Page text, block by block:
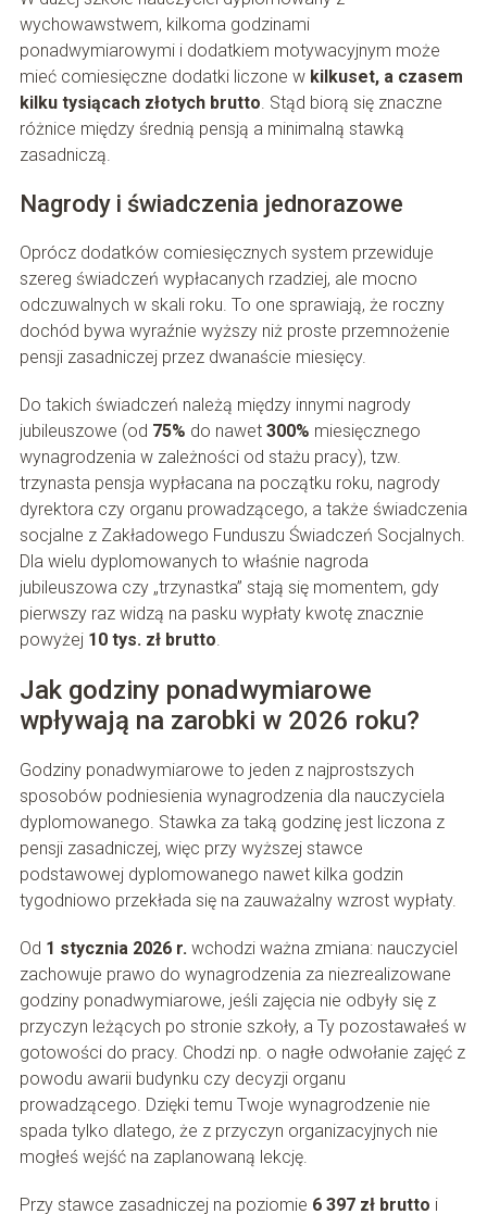
wychowawstwem, kilkoma godzinami
ponadwymiarowymi i dodatkiem motywacyjnym może
mieć comiesięczne dodatki liczone w kilkuset, a czasem
kilku tysiącach złotych brutto. Stąd biorą się znaczne
różnice między średnią pensją a minimalną stawką
zasadniczą.
Nagrody i świadczenia jednorazowe
Oprócz dodatków comiesięcznych system przewiduje
szereg świadczeń wypłacanych rzadziej, ale mocno
odczuwalnych w skali roku. To one sprawiają, że roczny
dochód bywa wyraźnie wyższy niż proste przemnożenie
pensji zasadniczej przez dwanaście miesięcy.
Do takich świadczeń należą między innymi nagrody
jubileuszowe (od 75% do nawet 300% miesięcznego
wynagrodzenia w zależności od stażu pracy), tzw.
trzynasta pensja wypłacana na początku roku, nagrody
dyrektora czy organu prowadzącego, a także świadczenia
socjalne z Zakładowego Funduszu Świadczeń Socjalnych.
Dla wielu dyplomowanych to właśnie nagroda
jubileuszowa czy „trzynastka” stają się momentem, gdy
pierwszy raz widzą na pasku wypłaty kwotę znacznie
powyżej 10 tys. zł brutto.
Jak godziny ponadwymiarowe
wpływają na zarobki w 2026 roku?
Godziny ponadwymiarowe to jeden z najprostszych
sposobów podniesienia wynagrodzenia dla nauczyciela
dyplomowanego. Stawka za taką godzinę jest liczona z
pensji zasadniczej, więc przy wyższej stawce
podstawowej dyplomowanego nawet kilka godzin
tygodniowo przekłada się na zauważalny wzrost wypłaty.
Od 1 stycznia 2026 r.wchodzi ważna zmiana: nauczyciel
zachowuje prawo do wynagrodzenia za niezrealizowane
godziny ponadwymiarowe, jeśli zajęcia nie odbyły się z
przyczyn leżących po stronie szkoły, a Ty pozostawałeś w
gotowości do pracy. Chodzi np. o nagłe odwołanie zajęć z
powodu awarii budynku czy decyzji organu
prowadzącego. Dzięki temu Twoje wynagrodzenie nie
spada tylko dlatego, że z przyczyn organizacyjnych nie
mogłeś wejść na zaplanowaną lekcję.
Przy stawce zasadniczej na poziomie 6 397 zł brutto i